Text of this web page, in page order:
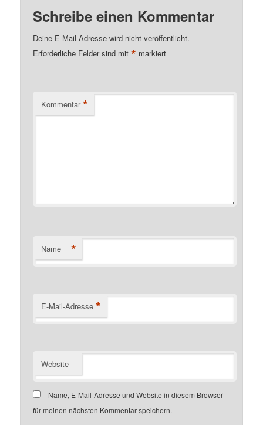
Schreibe einen Kommentar
Deine E-Mail-Adresse wird nicht veröffentlicht.
Erforderliche Felder sind mit* markiert
Kommentar *
Name *
E-Mail-Adresse *
Website
Name, E-Mail-Adresse und Website in diesem Browser
für meinen nächsten Kommentar speichern.